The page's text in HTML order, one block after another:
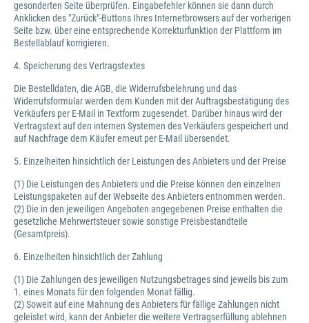
gesonderten Seite überprüfen. Eingabefehler können sie dann durch
Anklicken des "Zurück"-Buttons Ihres Internetbrowsers auf der vorherigen
Seite bzw. über eine entsprechende Korrekturfunktion der Plattform im
Bestellablauf korrigieren.
4. Speicherung des Vertragstextes
Die Bestelldaten, die AGB, die Widerrufsbelehrung und das
Widerrufsformular werden dem Kunden mit der Auftragsbestätigung des
Verkäufers per E-Mail in Textform zugesendet. Darüber hinaus wird der
Vertragstext auf den internen Systemen des Verkäufers gespeichert und
auf Nachfrage dem Käufer erneut per E-Mail übersendet.
5. Einzelheiten hinsichtlich der Leistungen des Anbieters und der Preise
(1) Die Leistungen des Anbieters und die Preise können den einzelnen
Leistungspaketen auf der Webseite des Anbieters entnommen werden.
(2) Die in den jeweiligen Angeboten angegebenen Preise enthalten die
gesetzliche Mehrwertsteuer sowie sonstige Preisbestandteile
(Gesamtpreis).
6. Einzelheiten hinsichtlich der Zahlung
(1) Die Zahlungen des jeweiligen Nutzungsbetrages sind jeweils bis zum
1. eines Monats für den folgenden Monat fällig.
(2) Soweit auf eine Mahnung des Anbieters für fällige Zahlungen nicht
geleistet wird, kann der Anbieter die weitere Vertragserfüllung ablehnen